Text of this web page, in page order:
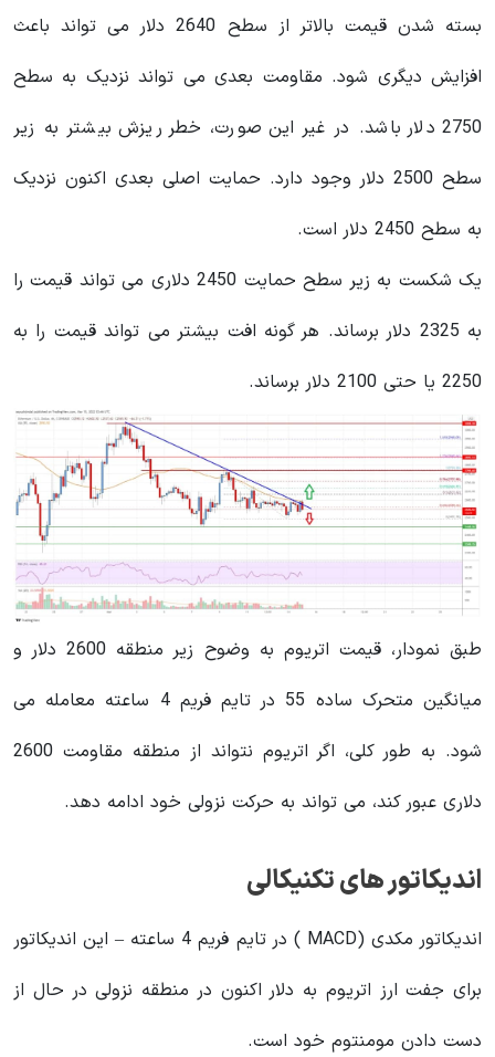
بسته شدن قیمت بالاتر از سطح 2640 دلار می تواند باعث
افزایش دیگری شود. مقاومت بعدی می تواند نزدیک به سطح
2750 دلار باشد. در غیر این صورت، خطر ریزش بیشتر به زیر
سطح 2500 دلار وجود دارد. حمایت اصلی بعدی اکنون نزدیک
به سطح 2450 دلار است.
یک شکست به زیر سطح حمایت 2450 دلاری می تواند قیمت را
به 2325 دلار برساند. هر گونه افت بیشتر می تواند قیمت را به
2250 یا حتی 2100 دلار برساند.
طبق نمودار، قیمت اتریوم به وضوح زیر منطقه 2600 دلار و
میانگین متحرک ساده 55 در تایم فریم 4 ساعته معامله می
شود. به طور کلی، اگر اتریوم نتواند از منطقه مقاومت 2600
دلاری عبور کند، می‌ تواند به حرکت نزولی خود ادامه دهد.
اندیکاتور های تکنیکالی
اندیکاتور مکدی (MACD ) در تایم فریم 4 ساعته – این اندیکاتور
برای جفت ارز اتریوم به دلار اکنون در منطقه نزولی در حال از
دست دادن مومنتوم خود است.